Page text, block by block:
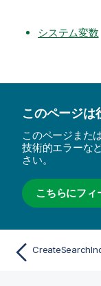
システム変数
このページは
このページまた
技術的エラーな
さい。
こちらにフィ